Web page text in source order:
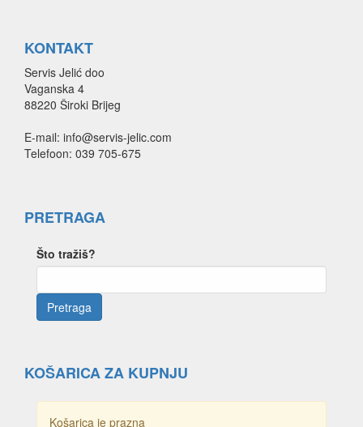
KONTAKT
Servis Jelić doo
Vaganska 4
88220 Široki Brijeg
E-mail: info@servis-jelic.com
Telefoon: 039 705-675
PRETRAGA
Što tražiš?
KOŠARICA ZA KUPNJU
Košarica je prazna